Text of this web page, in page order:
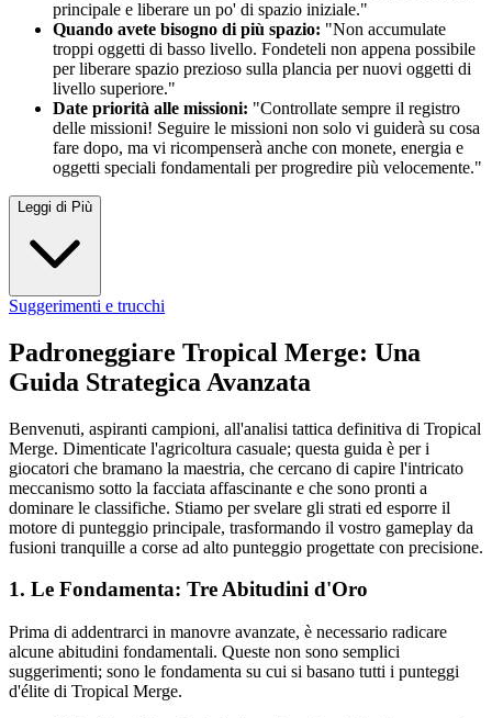
principale e liberare un po' di spazio iniziale."
Quando avete bisogno di più spazio: "Non accumulate
troppi oggetti di basso livello. Fondeteli non appena possibile
per liberare spazio prezioso sulla plancia per nuovi oggetti di
livello superiore."
Date priorità alle missioni: "Controllate sempre il registro
delle missioni! Seguire le missioni non solo vi guiderà su cosa
fare dopo, ma vi ricompenserà anche con monete, energia e
oggetti speciali fondamentali per progredire più velocemente."
Leggi di Più
Suggerimenti e trucchi
Padroneggiare Tropical Merge: Una
Guida Strategica Avanzata
Benvenuti, aspiranti campioni, all'analisi tattica definitiva di Tropical
Merge. Dimenticate l'agricoltura casuale; questa guida è per i
giocatori che bramano la maestria, che cercano di capire l'intricato
meccanismo sotto la facciata affascinante e che sono pronti a
dominare le classifiche. Stiamo per svelare gli strati ed esporre il
motore di punteggio principale, trasformando il vostro gameplay da
fusioni tranquille a corse ad alto punteggio progettate con precisione.
1. Le Fondamenta: Tre Abitudini d'Oro
Prima di addentrarci in manovre avanzate, è necessario radicare
alcune abitudini fondamentali. Queste non sono semplici
suggerimenti; sono le fondamenta su cui si basano tutti i punteggi
d'élite di Tropical Merge.